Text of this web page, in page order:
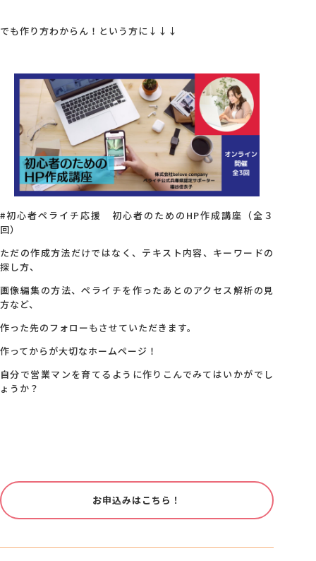
でも作り方わからん！という方に↓↓↓
#初心者ペライチ応援 初心者のためのHP作成講座（全３
回）
ただの作成方法だけではなく、テキスト内容、キーワードの
探し方、
画像編集の方法、ペライチを作ったあとのアクセス解析の見
方など、
作った先のフォローもさせていただきます。
作ってからが大切なホームページ！
自分で営業マンを育てるように作りこんでみてはいかがでし
ょうか？
お申込みはこちら！